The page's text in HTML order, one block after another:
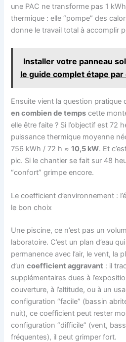
une PAC ne transforme pas 1
thermique : elle “pompe” des
donne le travail total à accomplir
Installer votre panneau
le guide complet étape par
Ensuite vient la question pratique
en combien de temps cette
elle être faite ? Si l’objectif est 72
puissance thermique moyenne
756 kWh / 72 h ≈10,5 kW. Et
pic. Si le chantier se fait sur 48
“confort” grimpe encore.
Le coefficient d’environnement :
le bon choix
Une piscine, ce n’est pas un
laboratoire. C’est un plan d’eau
permanence avec l’air, le vent, la
d’uncoefficient aggravant : il
supplémentaires dues à
couverture, à l’altitude, ou à un
configuration “facile” (bassin
nuit), ce coefficient peut rester
configuration “difficile” (vent,
fréquentes), il peut grimper fort.